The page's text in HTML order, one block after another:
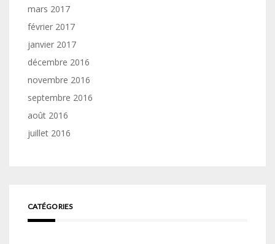
mars 2017
février 2017
janvier 2017
décembre 2016
novembre 2016
septembre 2016
août 2016
juillet 2016
CATÉGORIES